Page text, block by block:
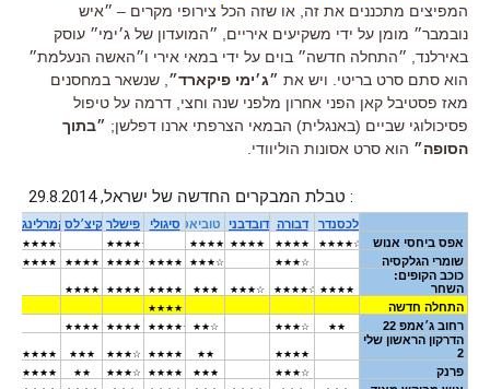
המפיצים מתכננים את זה, או שזה הכל צירופי מקרים – ״איש
נובמבר״ מומן על ידי משקיעים איריים, ״המועדון של ג׳ימי״ עוסק
באירלנד, ״התחלה חדשה״ בוים על ידי במאי אירי ו״האשה הנעלמת״
הוא סתם סרט בריטי. ויש את ״ג׳ימי פיקארד״ , שנשאר במחסנים
מאז פסטיבל קאן הפני אחרון מלפני שנה וחצי, דרמה על טיפול
פסיכולוגי שביים (באנגלית) הבמאי הצרפתי ארנו דפלשן; ״בתוך
הסופה״ הוא סרט אסונות הוליוודי.